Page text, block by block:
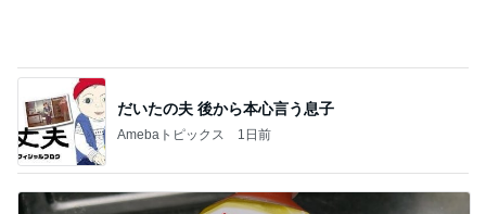
だいたの夫 後から本心言う息子
Amebaトピックス 1日前